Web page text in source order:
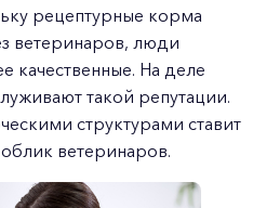
рецептурные корма
ветеринаров, люди
качественные. На деле
такой репутации.
структурами ставит
ветеринаров.